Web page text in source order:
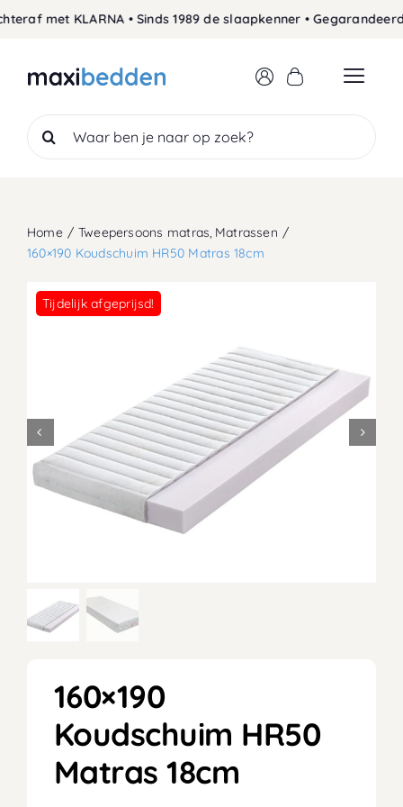
Skip
KLARNA • Sinds 1989 de slaapkenner • Gegarandeerd
Search
for:
Home Tweepersoons matras Matrassen
160×190 Koudschuim HR50 Matras 18cm
Tijdelijk afgeprijsd!
160×190
Koudschuim HR50
Matras 18cm